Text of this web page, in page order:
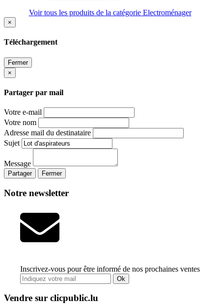
Voir tous les produits de la catégorie Electroménager
×
Téléchargement
Fermer
×
Partager par mail
Votre e-mail
Votre nom
Adresse mail du destinataire
Sujet
Message
Partager Fermer
Notre newsletter
Inscrivez-vous pour être informé de nos prochaines ventes
Ok
Vendre sur clicpublic.lu